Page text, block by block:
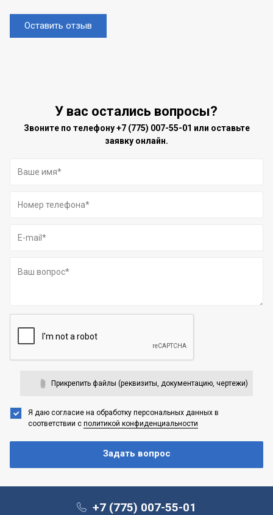
Оставить отзыв
У вас остались вопросы?
Звоните по телефону+7 (775) 007-55-01 или оставьте
заявку онлайн.
Прикрепить файлы (реквизиты, документацию, чертежи)
Я даю согласие на обработку персональных данных в
соответствии с политикой конфиденциальности
+7 (775) 007-55-01